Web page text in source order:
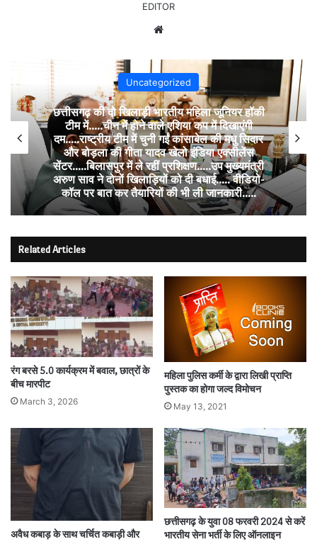
EDITOR
Uncategorized
छत्तीसगढ़ की दो खिलाड़ी भारतीय महिला जूनियर हॉकी
टीम में…..चीन में होने वाले एशिया कप में दिखाएंगी
दम…..राष्ट्रीय टीम में चुनी गईं कांसाबेल की मधु सिदार
और बोड़ला की गीता यादव खेलो इंडिया एक्सीलेंस
सेंटर…..बिलासपुर में ले रहीं प्रशिक्षण…..उप मुख्यमंत्री
अरुण साव ने दोनों खिलाड़ियों को दी बधाई….. वीडियो-
कॉल पर बात कर तैयारियों की भी ली जानकारी…..
Related Articles
रंग बरसे 5.0 कार्यक्रम में बवाल, छात्रों के
बीच मारपीट
March 3, 2026
महिला पुलिस कर्मी के द्वारा लिखी प्राप्ति
पुस्तक का होगा जल्द विमोचन
May 13, 2021
अवैध कबाड़ के साथ चर्चित कबाड़ी और
छत्तीसगढ़ के युवा 08 फरवरी 2024 से करें
भारतीय सेना भर्ती के लिए ऑनलाइन